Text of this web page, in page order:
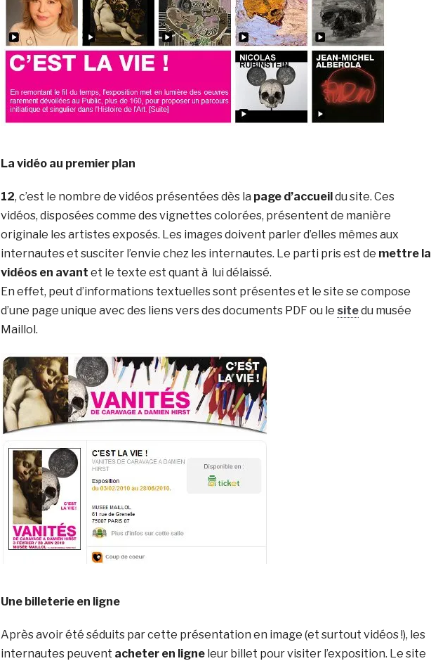
La vidéo au premier plan
12, c’est le nombre de vidéos présentées dès la page d’accueildu site. Ces
vidéos, disposées comme des vignettes colorées, présentent de manière
originale les artistes exposés. Les images doivent parler d’elles mêmes aux
internautes et susciter l’envie chez les internautes. Le parti pris est de mettre la
vidéos en avant et le texte est quant à lui délaissé.
En effet, peut d’informations textuelles sont présentes et le site se compose
d’une page unique avec des liens vers des documents PDF ou le sitedu musée
Maillol.
Une billeterie en ligne
Après avoir été séduits par cette présentation en image (et surtout vidéos !), les
internautes peuvent acheter en ligneleur billet pour visiter l’exposition. Le site